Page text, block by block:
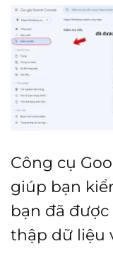
Công cụ
giúp bạn
bạn đã được
thập dữ liệu